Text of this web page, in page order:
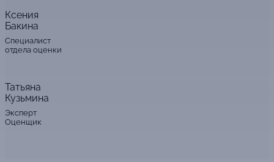
Ксения
Бакина
Специалист
отдела оценки
Татьяна
Кузьмина
Эксперт
Оценщик